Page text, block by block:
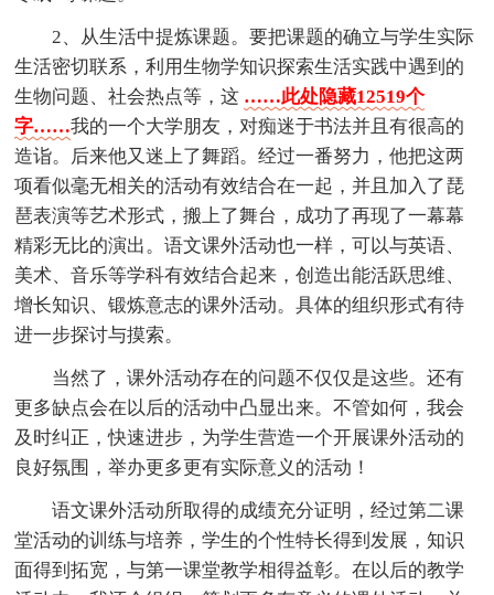
2、从生活中提炼课题。要把课题的确立与学生实际
生活密切联系，利用生物学知识探索生活实践中遇到的
生物问题、社会热点等，这 ……此处隐藏12519个
字……我的一个大学朋友，对痴迷于书法并且有很高的
造诣。后来他又迷上了舞蹈。经过一番努力，他把这两
项看似毫无相关的活动有效结合在一起，并且加入了琵
琶表演等艺术形式，搬上了舞台，成功了再现了一幕幕
精彩无比的演出。语文课外活动也一样，可以与英语、
美术、音乐等学科有效结合起来，创造出能活跃思维、
增长知识、锻炼意志的课外活动。具体的组织形式有待
进一步探讨与摸索。
当然了，课外活动存在的问题不仅仅是这些。还有
更多缺点会在以后的活动中凸显出来。不管如何，我会
及时纠正，快速进步，为学生营造一个开展课外活动的
良好氛围，举办更多更有实际意义的活动！
语文课外活动所取得的成绩充分证明，经过第二课
堂活动的训练与培养，学生的个性特长得到发展，知识
面得到拓宽，与第一课堂教学相得益彰。在以后的教学